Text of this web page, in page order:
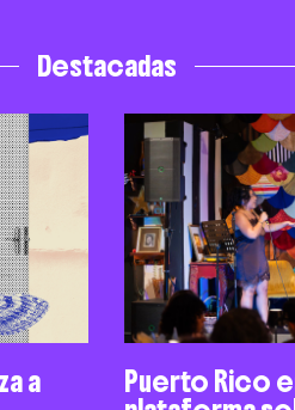
Destacadas
a
Puerto Rico